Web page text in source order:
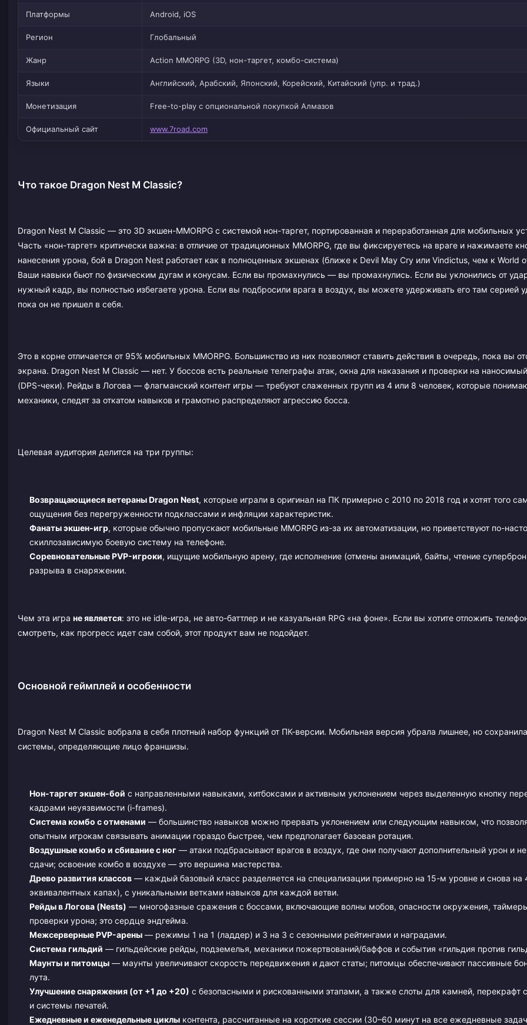
Платформы Android, iOS
Регион Глобальный
Жанр Action MMORPG (3D, нон-таргет, комбо-система)
Языки Английский, Арабский, Японский, Корейский, Китайский (упр. и трад.)
Монетизация Free-to-play с опциональной покупкой Алмазов
Официальный сайт www.7road.com
Что такое Dragon Nest M Classic?
Dragon Nest M Classic — это 3D экшен-MMORPG с системой нон-таргет, портированная и переработанная для мобильных
Часть «нон-таргет» критически важна: в отличие от традиционных MMORPG, где вы фиксируетесь на враге и нажимаете
нанесения урона, бой в Dragon Nest работает как в полноценных экшенах (ближе к Devil May Cry или Vindictus, чем к World
Ваши навыки бьют по физическим дугам и конусам. Если вы промахнулись — вы промахнулись. Если вы уклонились от
нужный кадр, вы полностью избегаете урона. Если вы подбросили врага в воздух, вы можете удерживать его там серией
пока он не пришел в себя.
Это в корне отличается от 95% мобильных MMORPG. Большинство из них позволяют ставить действия в очередь, пока вы
экрана. Dragon Nest M Classic — нет. У боссов есть реальные телеграфы атак, окна для наказания и проверки на
(DPS-чеки). Рейды в Логова — флагманский контент игры — требуют слаженных групп из 4 или 8 человек, которые
механики, следят за откатом навыков и грамотно распределяют агрессию босса.
Целевая аудитория делится на три группы:
Возвращающиеся ветераны Dragon Nest, которые играли в оригинал на ПК примерно с 2010 по 2018 год и хотят того
ощущения без перегруженности подклассами и инфляции характеристик.
Фанаты экшен-игр, которые обычно пропускают мобильные MMORPG из-за их автоматизации, но приветствуют по-
скиллозависимую боевую систему на телефоне.
Соревновательные PVP-игроки, ищущие мобильную арену, где исполнение (отмены анимаций, байты, чтение
разрыва в снаряжении.
Чем эта игра не является: это не idle-игра, не авто-баттлер и не казуальная RPG «на фоне». Если вы хотите отложить
смотреть, как прогресс идет сам собой, этот продукт вам не подойдет.
Основной геймплей и особенности
Dragon Nest M Classic вобрала в себя плотный набор функций от ПК-версии. Мобильная версия убрала лишнее, но
системы, определяющие лицо франшизы.
Нон-таргет экшен-бой с направленными навыками, хитбоксами и активным уклонением через выделенную кнопку
кадрами неуязвимости (i-frames).
Система комбо с отменами — большинство навыков можно прервать уклонением или следующим навыком, что
опытным игрокам связывать анимации гораздо быстрее, чем предполагает базовая ротация.
Воздушные комбо и сбивание с ног — атаки подбрасывают врагов в воздух, где они получают дополнительный урон и
сдачи; освоение комбо в воздухе — это вершина мастерства.
Древо развития классов— каждый базовый класс разделяется на специализации примерно на 15-м уровне и снова на
эквивалентных капах), с уникальными ветками навыков для каждой ветви.
Рейды в Логова (Nests) — многофазные сражения с боссами, включающие волны мобов, опасности окружения,
проверки урона; это сердце эндгейма.
Межсерверные PVP-арены— режимы 1 на 1 (ладдер) и 3 на 3 с сезонными рейтингами и наградами.
Система гильдий — гильдейские рейды, подземелья, механики пожертвований/баффов и события «гильдия против
Маунты и питомцы— маунты увеличивают скорость передвижения и дают статы; питомцы обеспечивают пассивные
лута.
Улучшение снаряжения (от +1 до +20) с безопасными и рискованными этапами, а также слоты для камней, перекрафт
и системы печатей.
Ежедневные и еженедельные циклыконтента, рассчитанные на короткие сессии (30–60 минут на все ежедневные